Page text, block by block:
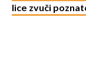
lice zvuči